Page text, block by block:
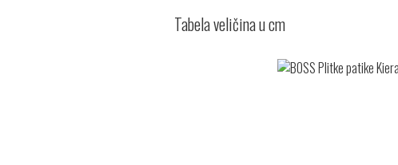
Tabela veličina u cm